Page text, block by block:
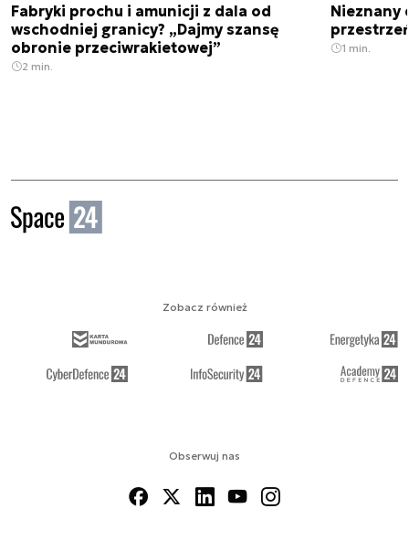
Fabryki prochu i amunicji z dala od
wschodniej granicy? „Dajmy szansę
obronie przeciwrakietowej”
2 min.
Nieznany
1 min.
Obserwuj nas
Zobacz również